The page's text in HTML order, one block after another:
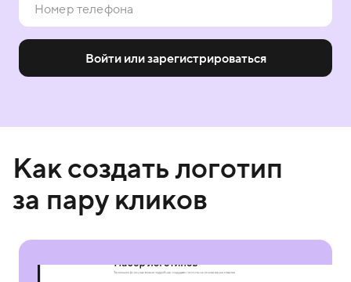
Войти или зарегистрироваться
Как создать логотип
за пару кликов